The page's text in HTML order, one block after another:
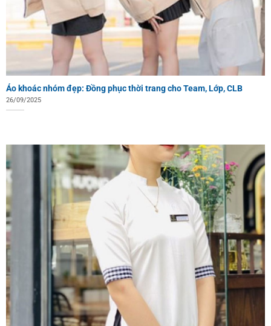
Áo khoác nhóm đẹp: Đồng phục thời trang cho Team, Lớp, CLB
26/09/2025